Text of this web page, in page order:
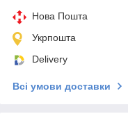
Нова Пошта
Укрпошта
Delivery
Всі умови доставки